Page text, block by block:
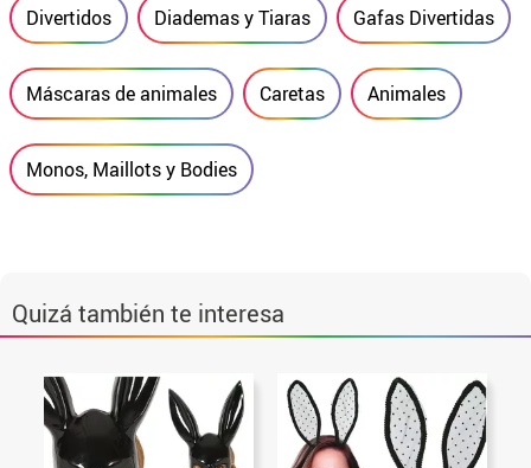
Divertidos Diademas y Tiaras Gafas Divertidas
Máscaras de animales Caretas Animales
Monos, Maillots y Bodies
Quizá también te interesa